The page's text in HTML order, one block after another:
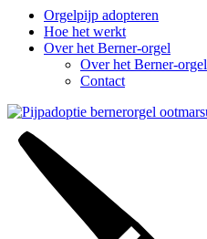
Orgelpijp adopteren
Hoe het werkt
Over het Berner-orgel
Over het Berner-orgel
Contact